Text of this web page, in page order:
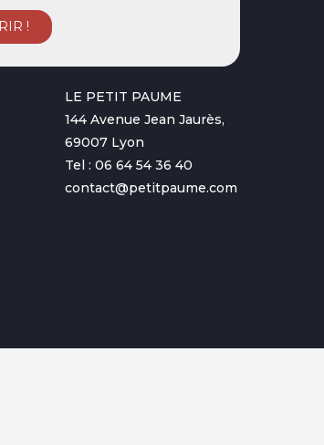
LE PETIT PAUME
144 Avenue Jean Jaurès,
69007 Lyon
Tel : 06 64 54 36 40
contact@petitpaume.com